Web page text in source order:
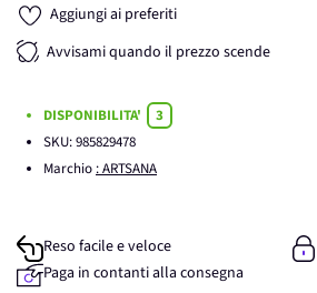
Aggiungi ai preferiti
Avvisami quando il prezzo scende
DISPONIBILITA'
3
SKU:985829478
Marchio : ARTSANA
Reso facile e veloce
Paga in contanti alla consegna